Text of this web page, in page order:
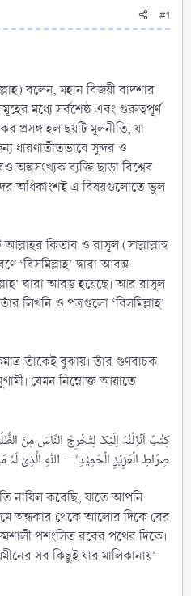
#1
বলেন, মহান বিজয়ী বাদশার
মধ্যে সর্বশেষ্ঠ এবং গুরুত্বপূর্ণ
প্রসঙ্গ হল ছয়টি মূলনীতি, যা
ধারণাতীতভাবে সুন্দর ও
ব্যক্তি ছাড়া বিশ্বের
অধিকাংশই এ বিষয়গুলোতে ভুল
কিতাব ও রাসূল (সাল্লাল্লাহু
দ্বারা আরম্ভ
দ্বারা আরম্ভ হয়েছে। আর রাসূল
লিখনি ও পত্রগুলো ‘বিসমিল্লাহ’
তাঁকেই বুঝায়। তাঁর গুণবাচক
যেমন নিম্নোক্ত আয়াতে
کِتٰبٌ اَنۡزَلۡنٰہُ اِلَیۡکَ لِتُخۡرِجَ النَّاسَ مِنَ
নাযিল করেছি, যাতে আপনি
অন্ধকার থেকে আলোর দিকে বের
প্রশংসিত রবের পথের দিকে।
সব কিছুই যার মালিকানায়’